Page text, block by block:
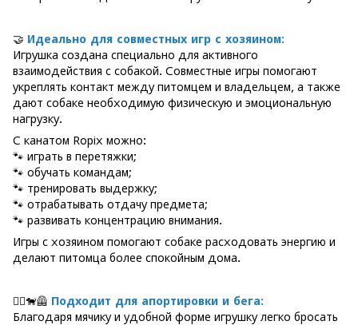
🤝 Идеально для совместных игр с хозяином:
Игрушка создана специально для активного
взаимодействия с собакой. Совместные игры помогают
укреплять контакт между питомцем и владельцем, а также
дают собаке необходимую физическую и эмоциональную
нагрузку.
С канатом Ropix можно:
🐾 играть в перетяжки;
🐾 обучать командам;
🐾 тренировать выдержку;
🐾 отрабатывать отдачу предмета;
🐾 развивать концентрацию внимания.
Игры с хозяином помогают собаке расходовать энергию и
делают питомца более спокойным дома.
🏃‍♂️🐕‍🦺 Подходит для апортировки и бега:
Благодаря мячику и удобной форме игрушку легко бросать